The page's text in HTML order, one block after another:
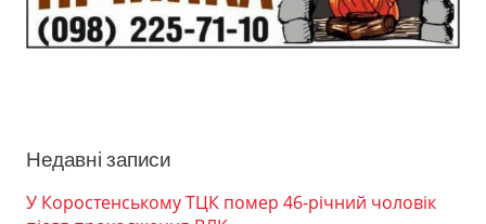
Недавні записи
У Коростенському ТЦК помер 46-річний чоловік